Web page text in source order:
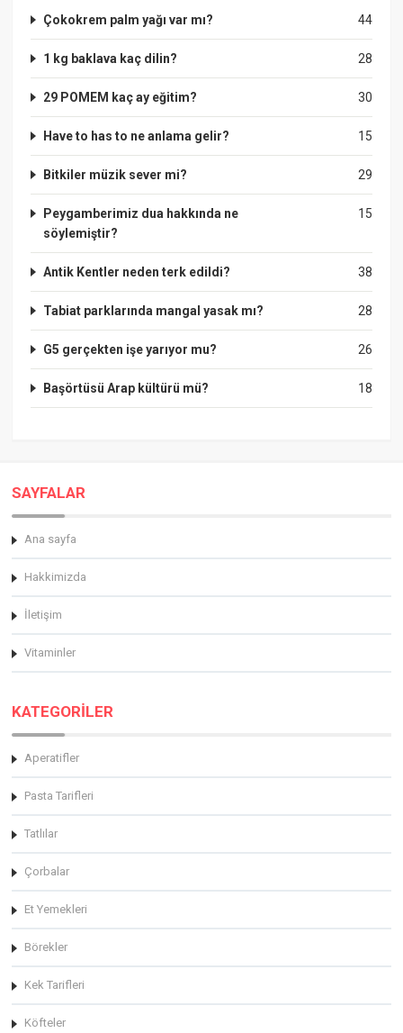
44
Çokokrem palm yağı var mı?
28
1 kg baklava kaç dilin?
30
29 POMEM kaç ay eğitim?
15
Have to has to ne anlama gelir?
29
Bitkiler müzik sever mi?
15
Peygamberimiz dua hakkında ne
söylemiştir?
38
Antik Kentler neden terk edildi?
28
Tabiat parklarında mangal yasak mı?
26
G5 gerçekten işe yarıyor mu?
18
Başörtüsü Arap kültürü mü?
SAYFALAR
Ana sayfa
Hakkimizda
İletişim
Vitaminler
KATEGORİLER
Aperatifler
Pasta Tarifleri
Tatlılar
Çorbalar
Et Yemekleri
Börekler
Kek Tarifleri
Köfteler